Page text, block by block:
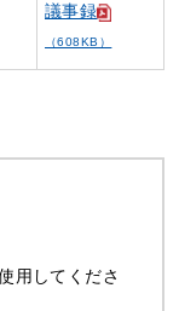
議事録
（608KB）
用してくださ